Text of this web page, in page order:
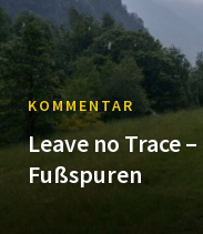
KOMMENTAR
Leave no Trace
Fußspuren